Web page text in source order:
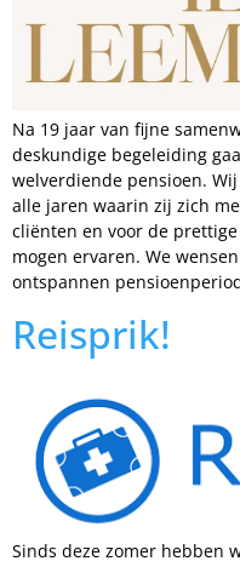
Na 19 jaar van fijne
deskundige begeleiding
welverdiende pensioen.
alle jaren waarin zij zich
cliënten en voor de
mogen ervaren. We
ontspannen
Reisprik!
Sinds deze zomer hebben